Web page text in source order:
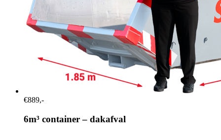
€889,-
6m³ container – dakafval